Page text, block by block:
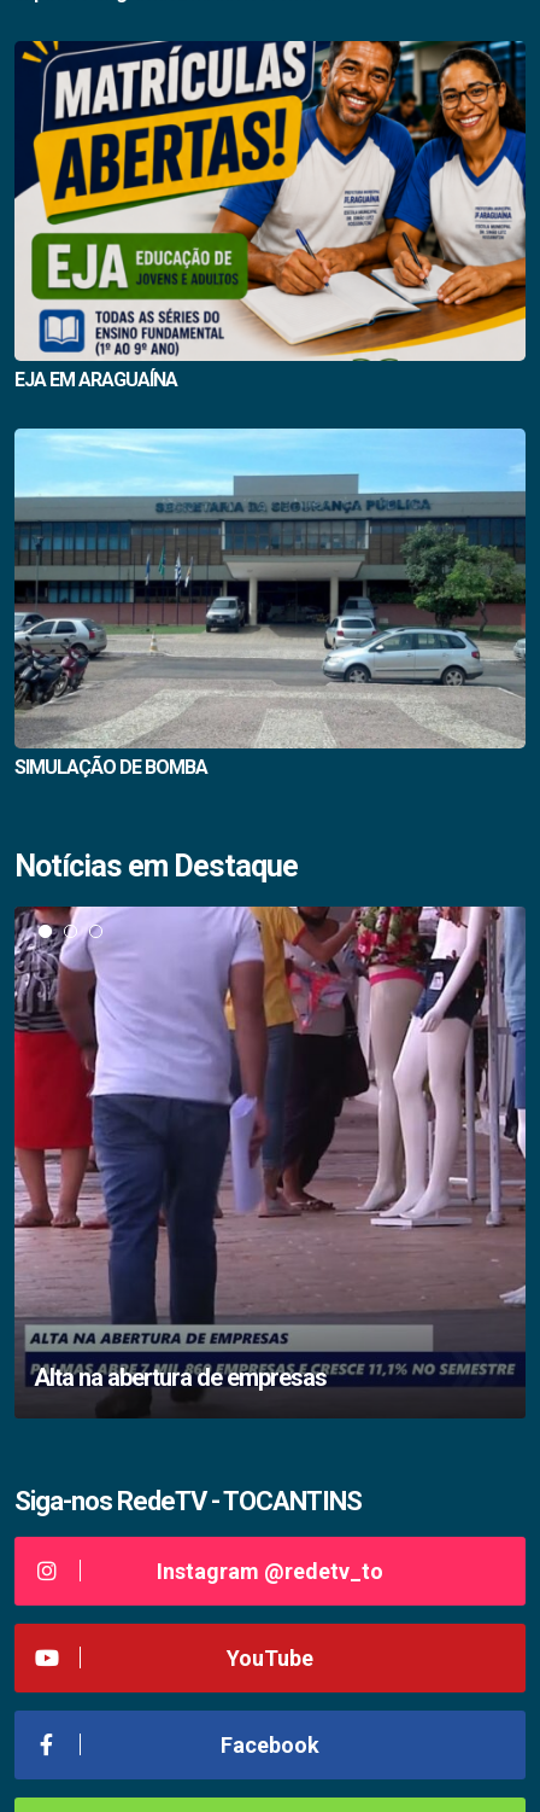
EJA EM ARAGUAÍNA
SIMULAÇÃO DE BOMBA
Notícias em Destaque
Alta na abertura de empresas
Siga-nos RedeTV - TOCANTINS
Instagram @redetv_to
YouTube
Facebook